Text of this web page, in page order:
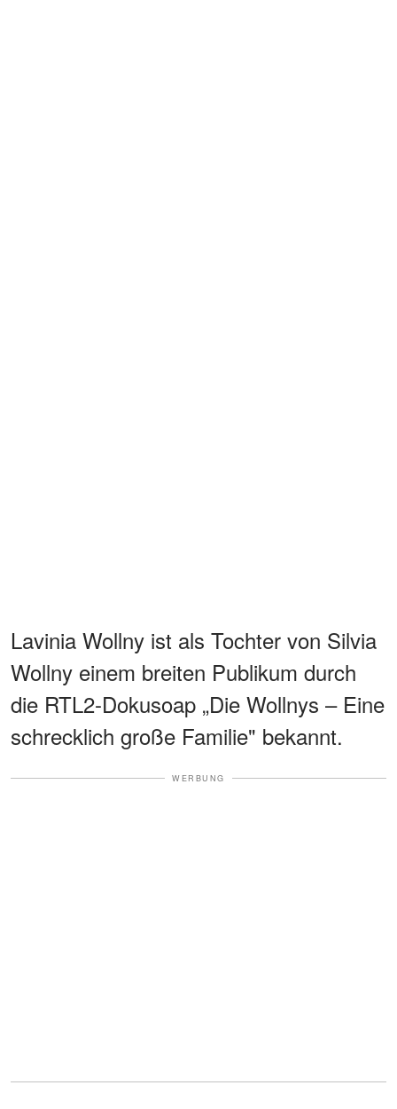
Lavinia Wollny ist als Tochter von Silvia
Wollny einem breiten Publikum durch
die RTL2-Dokusoap „Die Wollnys – Eine
schrecklich große Familie" bekannt.
WERBUNG